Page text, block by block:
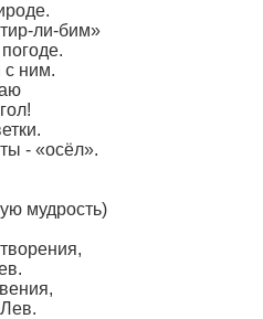
ли-бим»
ним.
- «осёл».
мудрость)